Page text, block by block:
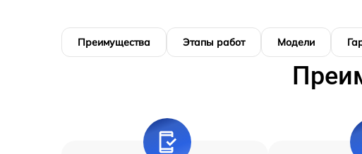
Преимущества Этапы работ Модели